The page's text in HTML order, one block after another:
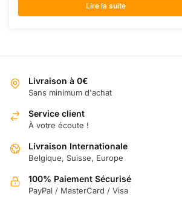
était :
actuel
est :
Lire la suite
Livraison à 0€
Sans minimum d'achat
Service client
À votre écoute !
Livraison Internationale
Belgique, Suisse, Europe
100% Paiement Sécurisé
PayPal / MasterCard / Visa